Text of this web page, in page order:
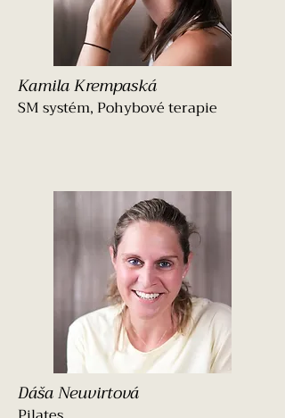
Kamila Krempaská
SM systém, Pohybové terapie
Dáša Neuvirtová